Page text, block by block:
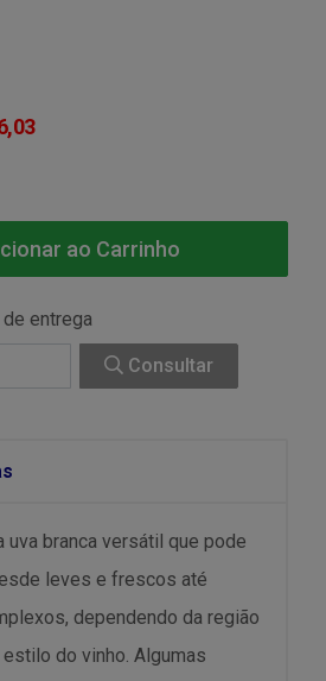
ao Carrinho
entrega
Consultar
uva branca versátil que pode
leves e frescos até
dependendo da região
do vinho. Algumas